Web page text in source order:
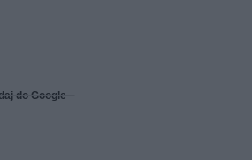
do Google